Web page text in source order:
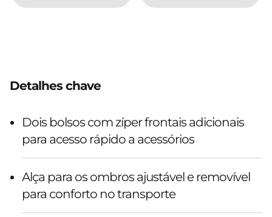
Detalhes chave
Dois bolsos com zíper frontais adicionais
para acesso rápido a acessórios
Alça para os ombros ajustável e removível
para conforto no transporte